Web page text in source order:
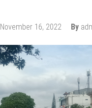
November 16, 2022 By